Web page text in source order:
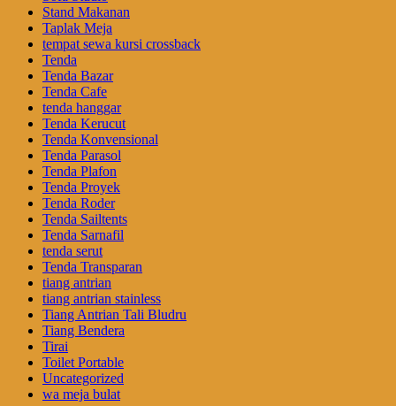
Stand Makanan
Taplak Meja
tempat sewa kursi crossback
Tenda
Tenda Bazar
Tenda Cafe
tenda hanggar
Tenda Kerucut
Tenda Konvensional
Tenda Parasol
Tenda Plafon
Tenda Proyek
Tenda Roder
Tenda Sailtents
Tenda Sarnafil
tenda serut
Tenda Transparan
tiang antrian
tiang antrian stainless
Tiang Antrian Tali Bludru
Tiang Bendera
Tirai
Toilet Portable
Uncategorized
wa meja bulat